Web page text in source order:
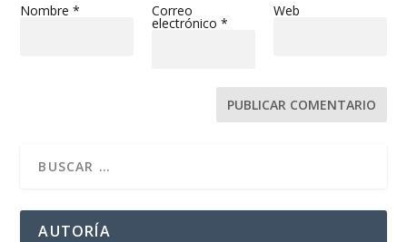
Nombre* Correo
electrónico *
Web
AUTORÍA